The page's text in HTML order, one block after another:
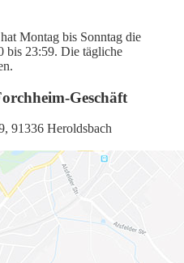
Montag bis Sonntag die
bis 23:59. Die tägliche
Geschäft
91336 Heroldsbach